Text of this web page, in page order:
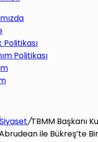
Politikası
Politikası
Siyaset/TBMM Başkanı
ile Bükreş’te